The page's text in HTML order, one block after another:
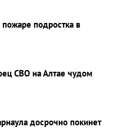
подростка в
СВО на Алтае чудом
досрочно покинет